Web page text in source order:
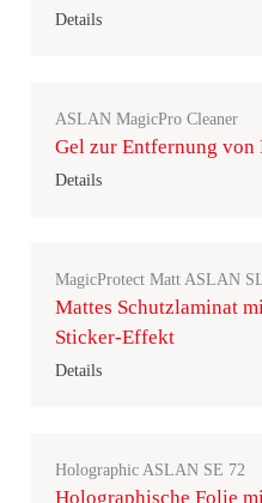
Details
ASLAN MagicPro Cleaner
Gel zur Entfernung von
Details
MagicProtect Matt ASLAN
Mattes Schutzlaminat
Sticker-Effekt
Details
Holographic ASLAN SE 72
Holographische Folie